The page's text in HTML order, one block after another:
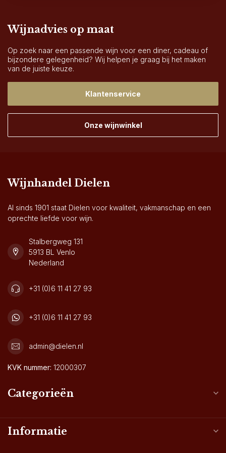
Wijnadvies op maat
Op zoek naar een passende wijn voor een diner, cadeau of
bijzondere gelegenheid? Wij helpen je graag bij het maken
van de juiste keuze.
Klantenservice
Onze wijnwinkel
Wijnhandel Dielen
Al sinds 1901 staat Dielen voor kwaliteit, vakmanschap en een
oprechte liefde voor wijn.
Stalbergweg 131
5913 BL Venlo
Nederland
+31 (0)6 11 41 27 93
+31 (0)6 11 41 27 93
admin@dielen.nl
KVK nummer: 12000307
Categorieën
Informatie